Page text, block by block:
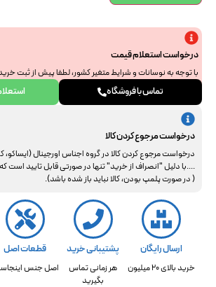
درخواست استعلام قیمت
با توجه به نوسانات و شرایط متغیر کشور، لطفا پیش از ثبت
جهت استعلام نهایی با ما هماهنگ فرمایید. از همراهی و درک
تماس با فروشگاه
درخواست مرجوع کردن کالا
....با دلیل "انصراف از خرید" تنها در صورتی قابل تایید است که
( در صورت پلمپ بودن، کالا نباید باز شده باشد).
ارسال رایگان
خرید بالای 20 میلیون
پشتیبانی خرید
هر زمانی تماس
بگیرید
قطعات اصل
اصل جنس